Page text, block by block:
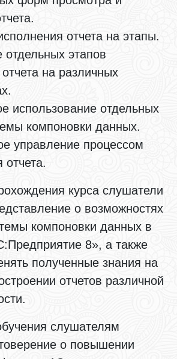
отчета на этапы.
отдельных этапов
на различных
использование отдельных
компоновки данных.
управление процессом
курса слушатели
о возможностях
компоновки данных в
8», а также
полученные знания на
отчетов различной
слушателям
о повышении